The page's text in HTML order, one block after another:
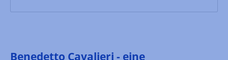
Benedetto Cavalieri - eine